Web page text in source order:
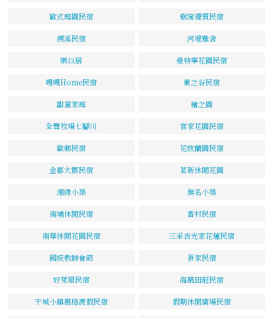
歐式庭園民宿 樹窩優質民宿
溯溪民宿 河堤雅舍
樂以居 曼特寧花園民宿
嘎嘎Home民宿 東之谷民宿
甜蜜家庭 檜之園
全豐牧場七腳川 官家花園民宿
歐鄉民宿 花欣蘭園民宿
金都大郡民宿 茗新休閒花園
湘緣小築 無名小築
南埔休閒民宿 香村民宿
南華休閒花園民宿 三采吉光家花蓮民宿
國統教師會館 吾家民宿
好萊屋民宿 海風田莊民宿
干城小鎮風格渡假民宿 假期休閒廣場民宿